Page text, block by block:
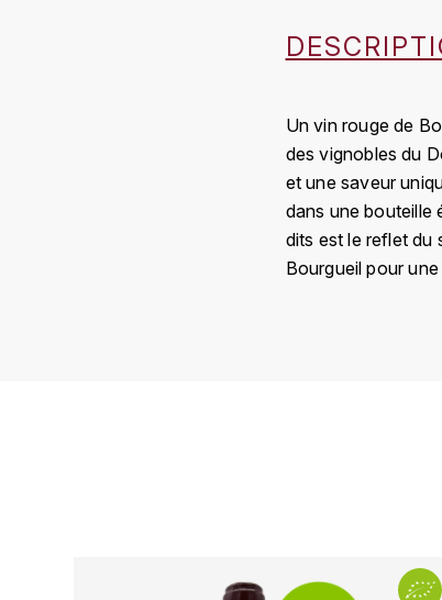
Un vin rouge de
des vignobles du
et une saveur
dans une bouteille
dits est le reflet du
Bourgueil pour